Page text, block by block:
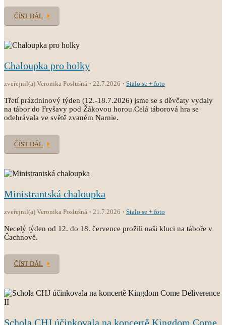
ČÍST DÁL
Chaloupka pro holky
zveřejnil(a) Veronika Poslušná 22.7.2026 Stalo se + foto
Třetí prázdninový týden (12.-18.7.2026) jsme se s děvčaty vydaly
na tábor do Fryšavy pod Žákovou horou.Celá táborová hra se
odehrávala ve světě zvaném Narnie.
ČÍST DÁL
Ministrantská chaloupka
zveřejnil(a) Veronika Poslušná 21.7.2026 Stalo se + foto
Necelý týden od 12. do 18. července prožili naši kluci na táboře v
Čachnově.
ČÍST DÁL
Schola CHJ účinkovala na koncertě Kingdom Come